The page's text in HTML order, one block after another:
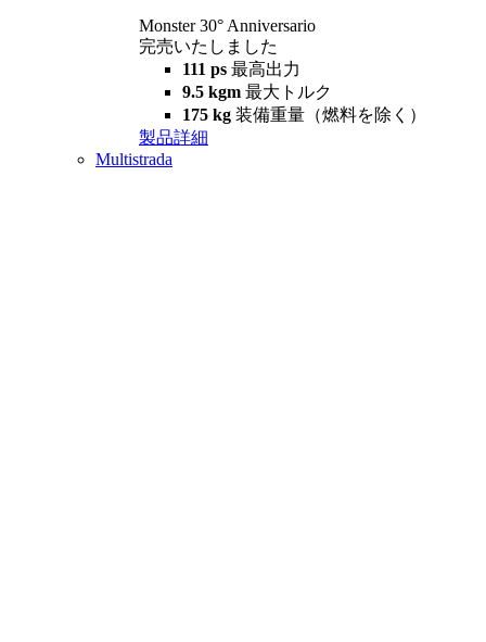
Monster 30° Anniversario
完売いたしました
111 ps 最高出力
9.5 kgm 最大トルク
175 kg 装備重量（燃料を除く）
製品詳細
Multistrada